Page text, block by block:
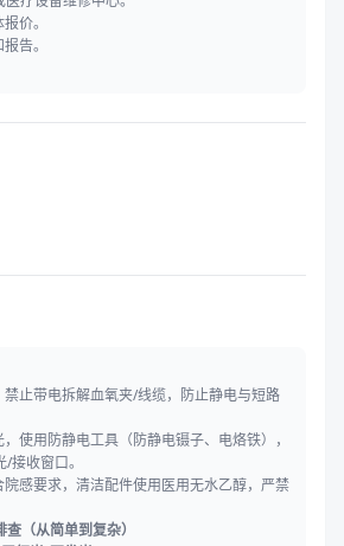
价。
告。
止带电拆解血氧夹/线缆，防止静电与短路
使用防静电工具（防静电镊子、电烙铁），
接收窗口。
感要求，清洁配件使用医用无水乙醇，严禁
（从简单到复杂）